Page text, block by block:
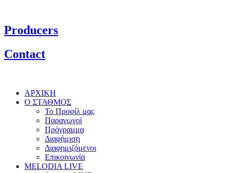
Producers
Contact
ΑΡΧΙΚΗ
Ο ΣΤΑΘΜΟΣ
Το Προφίλ μας
Παραγωγοί
Πρόγραμμα
Διαφήμιση
Διαφημιζόμενοι
Επικοινωνία
MELODIA LIVE